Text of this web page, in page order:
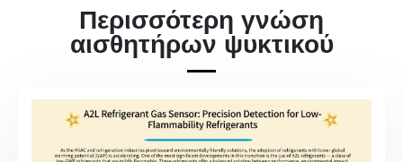
Περισσότερη γνώση
αισθητήρων ψυκτικού